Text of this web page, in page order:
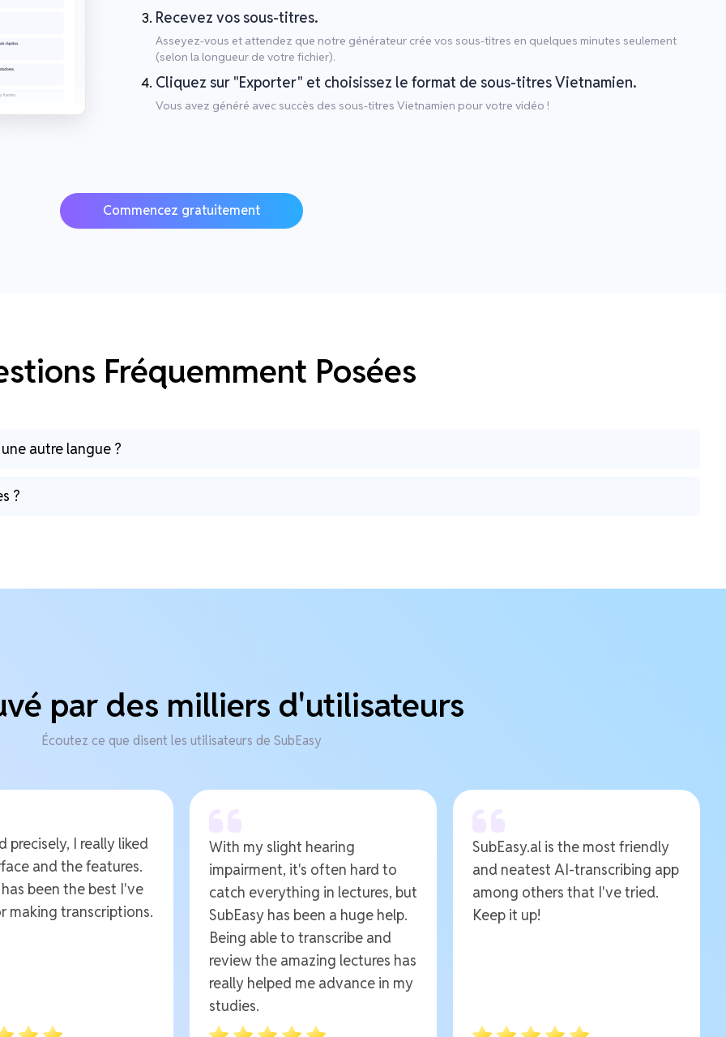
Recevez vos sous-titres.
Asseyez-vous et attendez que notre générateur crée vos sous-titres en quelques minutes seulement
(selon la longueur de votre fichier).
Cliquez sur "Exporter" et choisissez le format de sous-titres Vietnamien.
Vous avez généré avec succès des sous-titres Vietnamien pour votre vidéo !
Commencez gratuitement
Fréquemment Posées
autre langue ?
?
par des milliers d'utilisateurs
Écoutez ce que disent les utilisateurs de SubEasy
precisely, I really liked
and the features.
been the best I've
making transcriptions.
With my slight hearing
impairment, it's often hard to
catch everything in lectures, but
SubEasy has been a huge help.
Being able to transcribe and
review the amazing lectures has
really helped me advance in my
studies.
SubEasy.al is the most friendly
and neatest AI-transcribing app
among others that I've tried.
Keep it up!